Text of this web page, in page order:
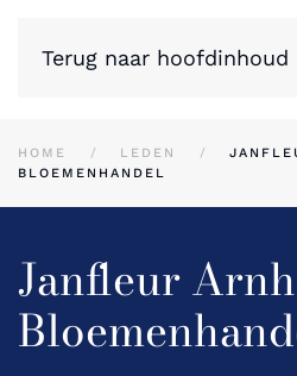
Terug naar hoofdinhoud
HOME LEDEN
BLOEMENHANDEL
Janfleur